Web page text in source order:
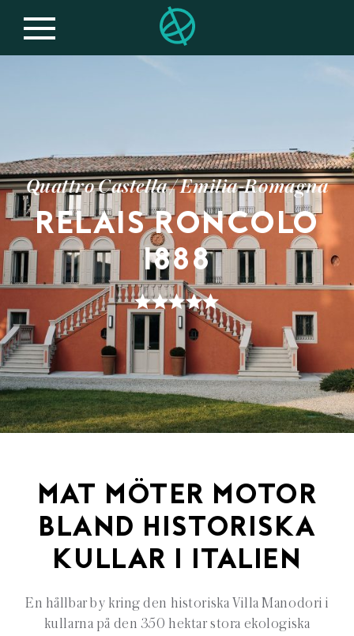
Quattro Castella / Emilia-Romagna
RELAIS RONCOLO
1888
MAT MÖTER MOTOR
BLAND HISTORISKA
KULLAR I ITALIEN
En hållbar by kring den historiska Villa Manodori i
kullarna på den 350 hektar stora ekologiska